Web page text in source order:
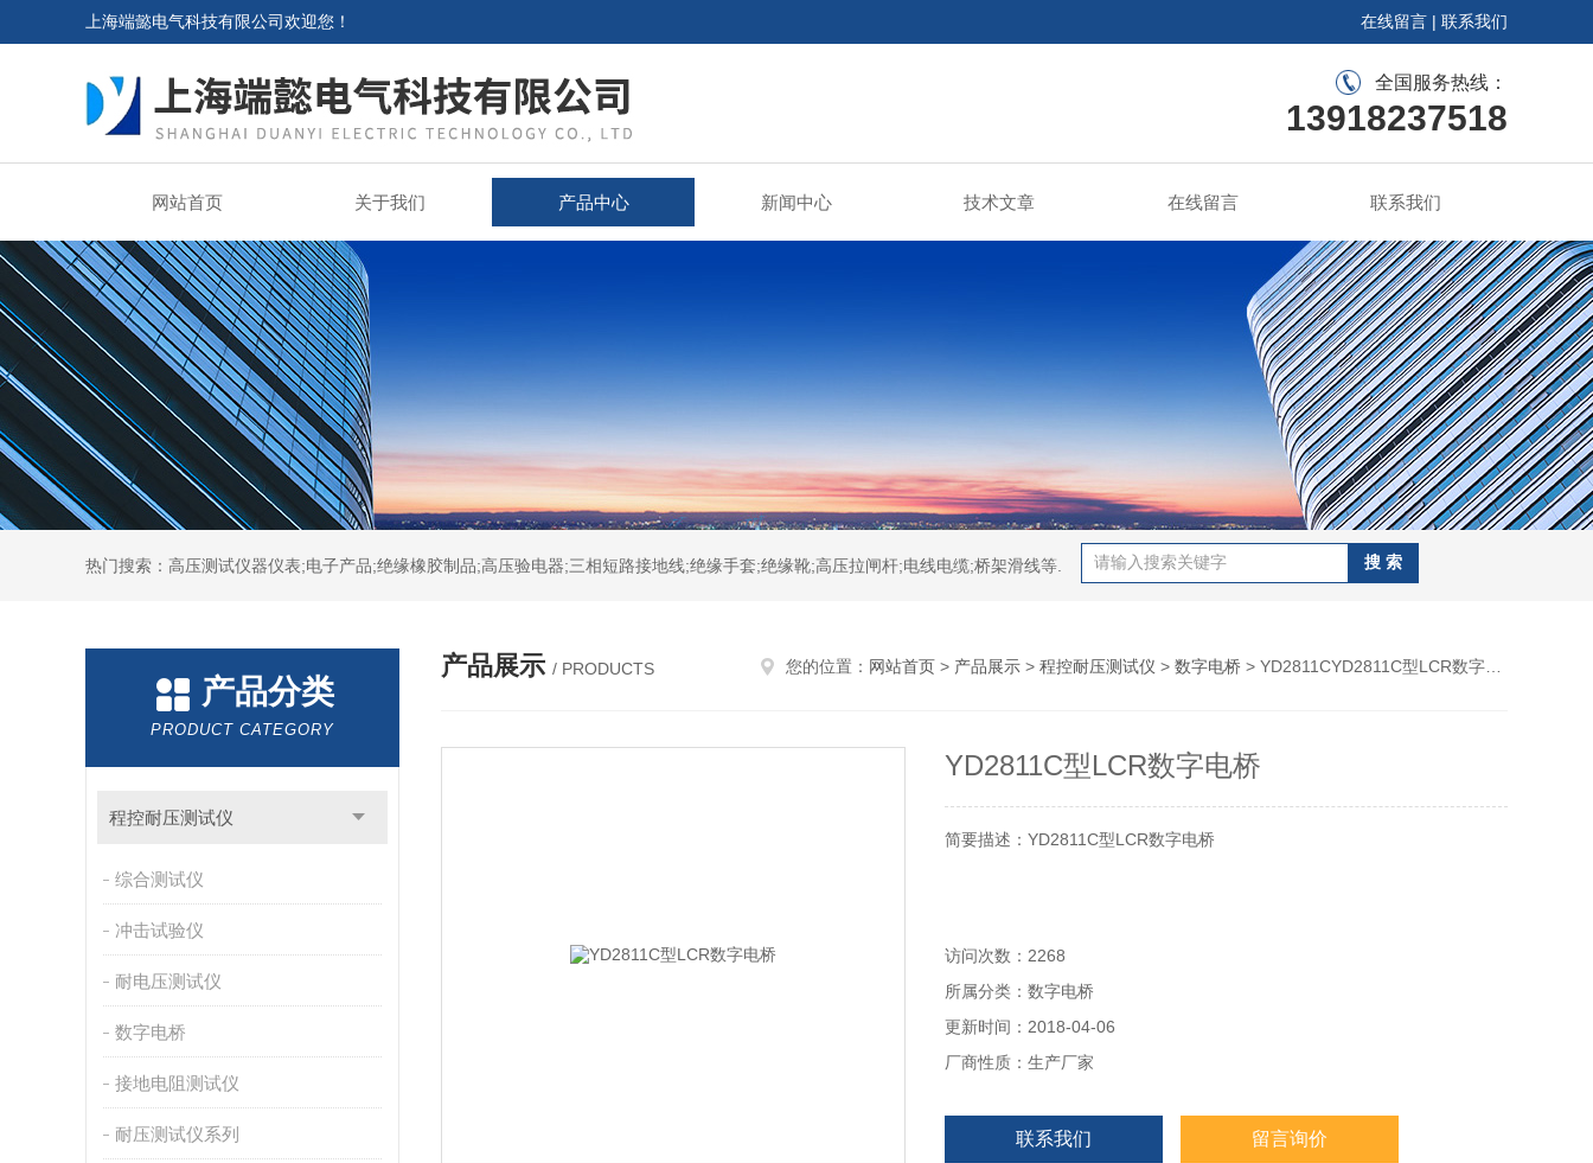
上海端懿电气科技有限公司欢迎您！ 在线留言 | 联系我们
全国服务热线：
13918237518
网站首页 关于我们 产品中心 新闻中心 技术文章 在线留言 联系我们
热门搜索：高压测试仪器仪表;电子产品;绝缘橡胶制品;高压验电器;三相短路接地线;绝缘手套;绝缘靴;高压拉闸杆;电线电缆;桥架滑线等.
产品分类
PRODUCT CATEGORY
程控耐压测试仪
综合测试仪
冲击试验仪
耐电压测试仪
数字电桥
接地电阻测试仪
耐压测试仪系列
产品展示 / PRODUCTS 您的位置： 网站首页 > 产品展示 > 程控耐压测试仪 > 数字电桥 > YD2811CYD2811C型LCR数字电桥
YD2811C型LCR数字电桥
简要描述：YD2811C型LCR数字电桥
访问次数：2268
所属分类：数字电桥
更新时间：2018-04-06
厂商性质：生产厂家
联系我们 留言询价